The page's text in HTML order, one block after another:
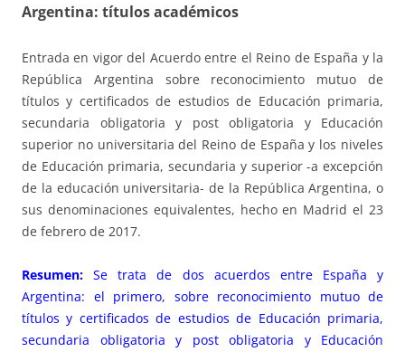
Argentina: títulos académicos
Entrada en vigor del Acuerdo entre el Reino de España y la
República Argentina sobre reconocimiento mutuo de
títulos y certificados de estudios de Educación primaria,
secundaria obligatoria y post obligatoria y Educación
superior no universitaria del Reino de España y los niveles
de Educación primaria, secundaria y superior -a excepción
de la educación universitaria- de la República Argentina, o
sus denominaciones equivalentes, hecho en Madrid el 23
de febrero de 2017.
Resumen:Se trata de dos acuerdos entre España y
Argentina: el primero, sobre reconocimiento mutuo de
títulos y certificados de estudios de Educación primaria,
secundaria obligatoria y post obligatoria y Educación